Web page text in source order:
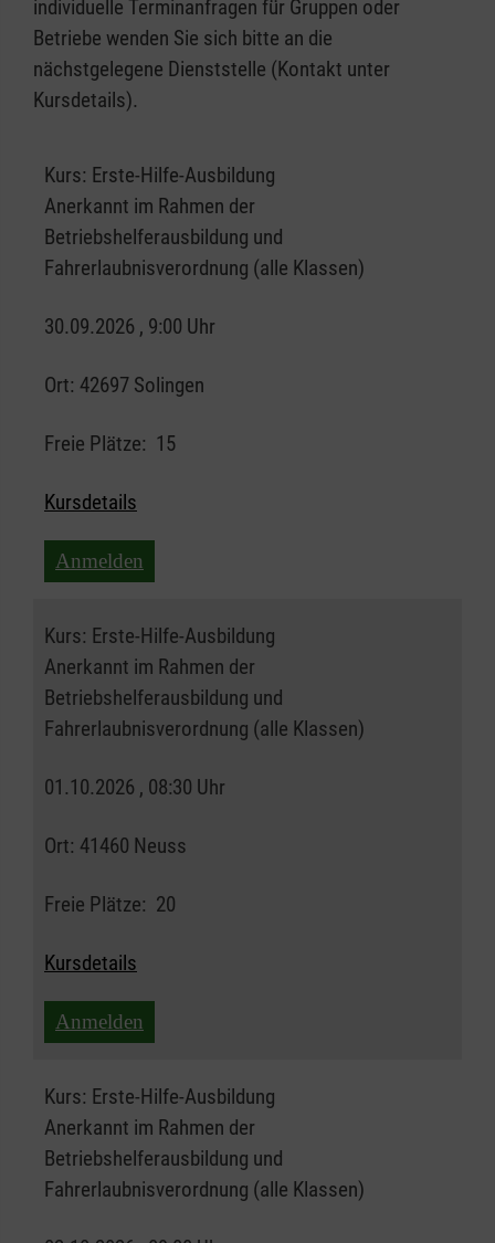
individuelle Terminanfragen für Gruppen oder
Betriebe wenden Sie sich bitte an die
nächstgelegene Dienststelle (Kontakt unter
Kursdetails).
Kurs: Erste-Hilfe-Ausbildung
Anerkannt im Rahmen der
Betriebshelferausbildung und
Fahrerlaubnisverordnung (alle Klassen)
30.09.2026 , 9:00 Uhr
Ort: 42697 Solingen
Freie Plätze: 15
Kursdetails
Anmelden
Kurs: Erste-Hilfe-Ausbildung
Anerkannt im Rahmen der
Betriebshelferausbildung und
Fahrerlaubnisverordnung (alle Klassen)
01.10.2026 , 08:30 Uhr
Ort: 41460 Neuss
Freie Plätze: 20
Kursdetails
Anmelden
Kurs: Erste-Hilfe-Ausbildung
Anerkannt im Rahmen der
Betriebshelferausbildung und
Fahrerlaubnisverordnung (alle Klassen)